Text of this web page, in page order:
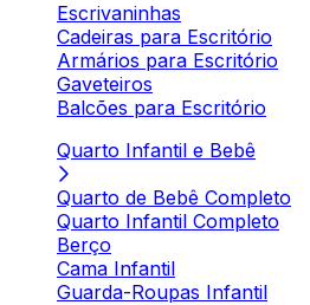
Escrivaninhas
Cadeiras para Escritório
Armários para Escritório
Gaveteiros
Balcões para Escritório
Quarto Infantil e Bebê
Quarto de Bebê Completo
Quarto Infantil Completo
Berço
Cama Infantil
Guarda-Roupas Infantil